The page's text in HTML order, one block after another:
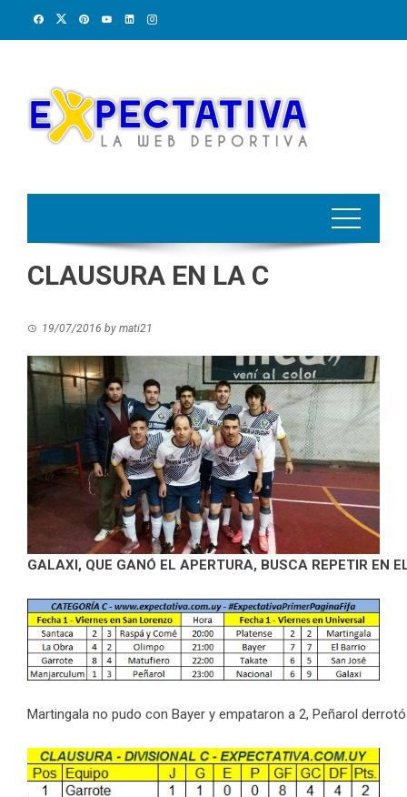
CLAUSURA EN LA C
19/07/2016 by mati21
GALAXI, QUE GANÓ EL APERTURA, BUSCA REPETIR EN
Martingala no pudo con Bayer y empataron a 2, Peñarol